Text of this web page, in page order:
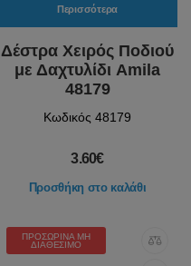
Περισσότερα
Δέστρα Χειρός Ποδιού
με Δαχτυλίδι Amila
48179
Κωδικός 48179
3.60€
Προσθήκη στο καλάθι
ΠΡΟΣΩΡΙΝΆ ΜΗ
ΔΙΑΘΈΣΙΜΟ